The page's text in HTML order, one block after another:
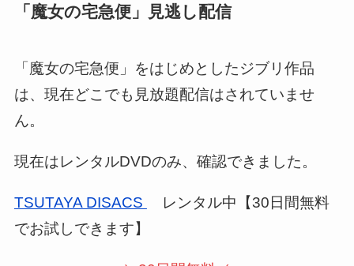
「魔女の宅急便」見逃し配信
「魔女の宅急便」をはじめとしたジブリ作品
は、現在どこでも見放題配信はされていませ
ん。
現在はレンタルDVDのみ、確認できました。
TSUTAYA DISACS
レンタル中【30日間無料
でお試しできます】